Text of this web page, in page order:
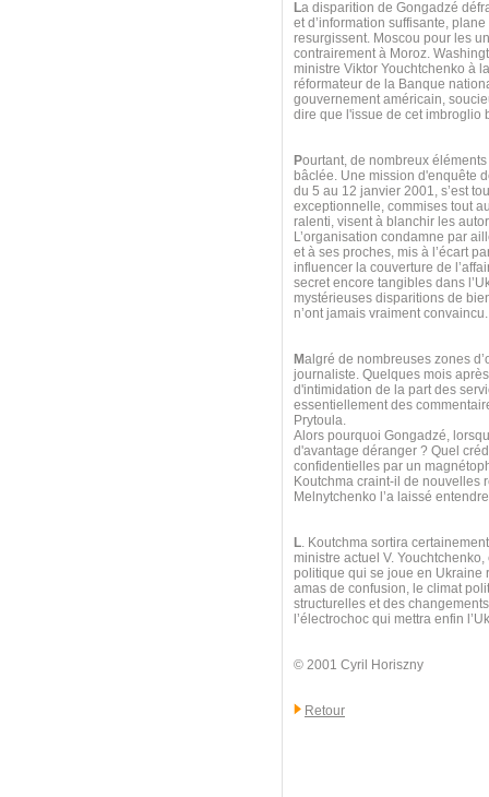
La disparition de Gongadzé
et d’information suffisante,
resurgissent. Moscou pour les
contrairement à Moroz.
ministre Viktor Youchtchenko à
réformateur de la Banque
gouvernement américain,
dire que l'issue de cet imbroglio
Pourtant, de nombreux
bâclée. Une mission d'enquête
du 5 au 12 janvier 2001, s’est
exceptionnelle, commises tout
ralenti, visent à blanchir les
L’organisation condamne par
et à ses proches, mis à l’écart
influencer la couverture de
secret encore tangibles dans
mystérieuses disparitions de
n’ont jamais vraiment convaincu.
Malgré de nombreuses zones
journaliste. Quelques mois
d'intimidation de la part des
essentiellement des
Prytoula.
Alors pourquoi Gongadzé,
d'avantage déranger ? Quel
confidentielles par un
Koutchma craint-il de nouvelles
Melnytchenko l’a laissé
L. Koutchma sortira
ministre actuel V.
politique qui se joue en Ukraine
amas de confusion, le climat
structurelles et des
l’électrochoc qui mettra enfin
© 2001 Cyril Horiszny
Retour